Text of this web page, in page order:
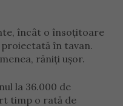
încât o însoțitoare
în tavan.
răniți ușor.
la 36.000 de
timp o rată de